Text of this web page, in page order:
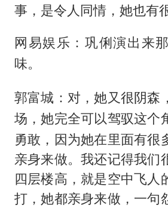
事，是令人同情，她也有
网易娱乐：巩俐演出来
味。
郭富城：对，她又很阴森
场，她完全可以驾驭这个
勇敢，因为她在里面有很
亲身来做。我还记得我们
四层楼高，就是空中飞人
打，她都亲身来做，一句